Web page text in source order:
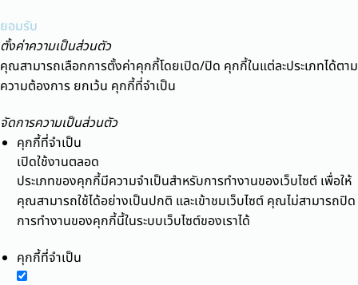
ยอมรับ
ตั้งค่าความเป็นส่วนตัว
คุณสามารถเลือกการตั้งค่าคุกกี้โดยเปิด/ปิด คุกกี้ในแต่ละประเภทได้ตาม
ความต้องการ ยกเว้น คุกกี้ที่จำเป็น
จัดการความเป็นส่วนตัว
คุกกี้ที่จำเป็น
เปิดใช้งานตลอด
ประเภทของคุกกี้มีความจำเป็นสำหรับการทำงานของเว็บไซต์ เพื่อให้
คุณสามารถใช้ได้อย่างเป็นปกติ และเข้าชมเว็บไซต์ คุณไม่สามารถปิด
การทำงานของคุกกี้นี้ในระบบเว็บไซต์ของเราได้
คุกกี้ที่จำเป็น